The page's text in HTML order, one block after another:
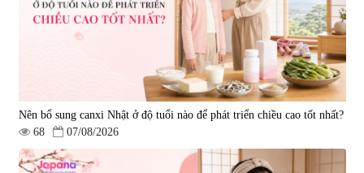
Nên bổ sung canxi Nhật ở độ tuổi nào để phát triển chiều cao tốt nhất?
68
07/08/2026